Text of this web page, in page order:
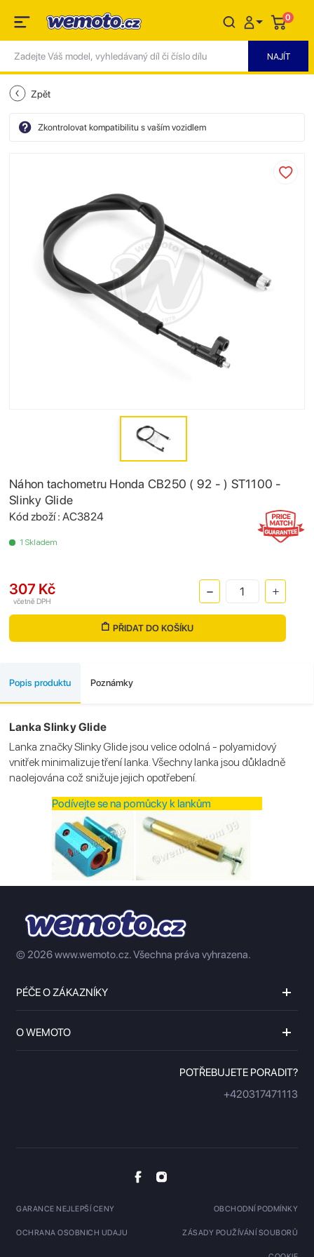
0
Zpět
Zkontrolovat kompatibilitu s vaším vozidlem
Náhon tachometru Honda CB250 ( 92 - ) ST1100 -
Slinky Glide
Kód zboží : AC3824
1 Skladem
307 Kč
včetně DPH
PŘIDAT DO KOŠÍKU
Popis produktu Poznámky
Lanka Slinky Glide
Lanka značky Slinky Glide jsou velice odolná - polyamidový
vnitřek minimalizuje tření lanka. Všechny lanka jsou důkladně
naolejována což snižuje jejich opotřebení.
Podívejte se na pomůcky k lankům
© 2026 www.wemoto.cz.Všechna práva vyhrazena.
PÉČE O ZÁKAZNÍKY
O WEMOTO
POTŘEBUJETE PORADIT?
+420317471113
GARANCE NEJLEPŠÍ CENY OBCHODNÍ PODMÍNKY
OCHRANA OSOBNICH UDAJU ZÁSADY POUŽÍVÁNÍ SOUBORŮ